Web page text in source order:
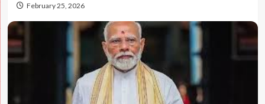
February 25, 2026